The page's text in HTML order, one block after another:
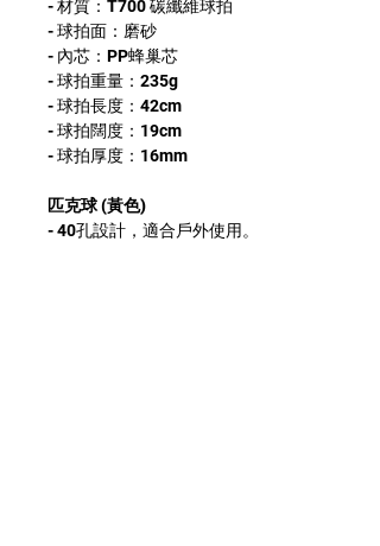
- 材質：T700 碳纖維球拍
- 球拍面：磨砂
- 內芯：PP蜂巢芯
- 球拍重量：235g
- 球拍長度：42cm
- 球拍闊度：19cm
- 球拍厚度：16mm
匹克球 (黃色)
- 40孔設計，適合戶外使用。